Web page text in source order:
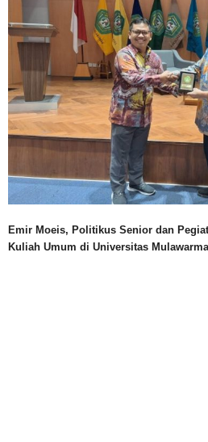
Emir Moeis, Politikus Senior dan
Kuliah Umum di Universitas